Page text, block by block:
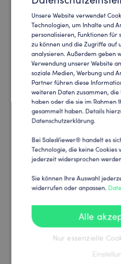
automatisch in Ihr CRM
Funnel.
Marketing-
Verbinden Sie
Marketing-Automation
unschlagbare,
Kundenansprachen.
Wissen, was wirklich
Ads und
Sie Kampageneffizienz
Unsere Website verwendet
Technologien, um Inhalte und
personalisieren, Funktionen für
zu können und die Zugriffe auf
analysieren. Außerdem geben
Verwendung unserer Website
soziale Medien, Werbung und
Partner führen diese
weiteren Daten zusammen,
haben oder die sie im Rahmen
gesammelt haben. Details
Datenschutzerklärung.
Bei SalesViewer® handelt es
Technologie, die keine Cookies
jederzeit widersprochen
Sie können Ihre Auswahl
widerrufen oder anpassen.
Alle
Nur essenzielle